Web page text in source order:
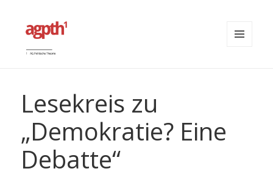
Lesekreis zu
„Demokratie? Eine
Debatte“